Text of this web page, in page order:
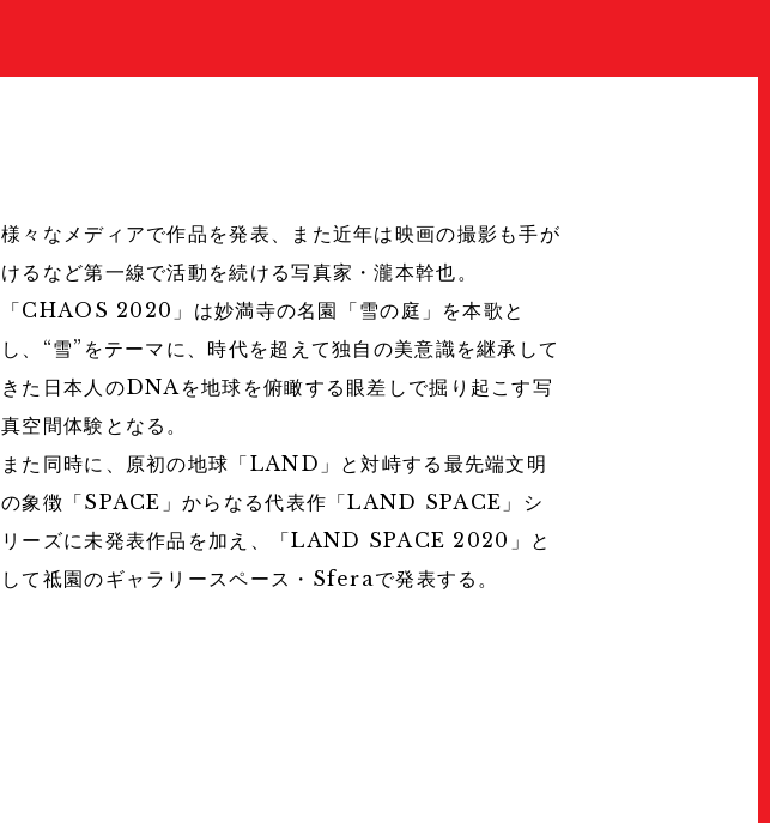
様々なメディアで作品を発表、また近年は映画の撮影も手が
けるなど第一線で活動を続ける写真家・瀧本幹也。
「CHAOS 2020」は妙満寺の名園「雪の庭」を本歌と
し、“雪”をテーマに、時代を超えて独自の美意識を継承して
きた日本人のDNAを地球を俯瞰する眼差しで掘り起こす写
真空間体験となる。
また同時に、原初の地球「LAND」と対峙する最先端文明
の象徴「SPACE」からなる代表作「LAND SPACE」シ
リーズに未発表作品を加え、「LAND SPACE 2020」と
して祗園のギャラリースペース・Sferaで発表する。